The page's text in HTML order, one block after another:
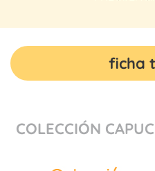
ficha
COLECCIÓN